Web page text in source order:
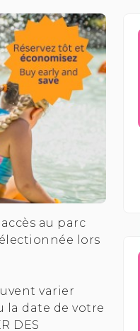
au parc
lors
varier
la date de votre
DES